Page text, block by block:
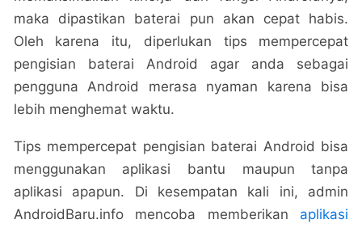
maka dipastikan baterai pun akan cepat habis.
Oleh karena itu, diperlukan tips mempercepat
pengisian baterai Android agar anda sebagai
pengguna Android merasa nyaman karena bisa
lebih menghemat waktu.
Tips mempercepat pengisian baterai Android bisa
menggunakan aplikasi bantu maupun tanpa
aplikasi apapun. Di kesempatan kali ini, admin
AndroidBaru.info mencoba memberikan aplikasi